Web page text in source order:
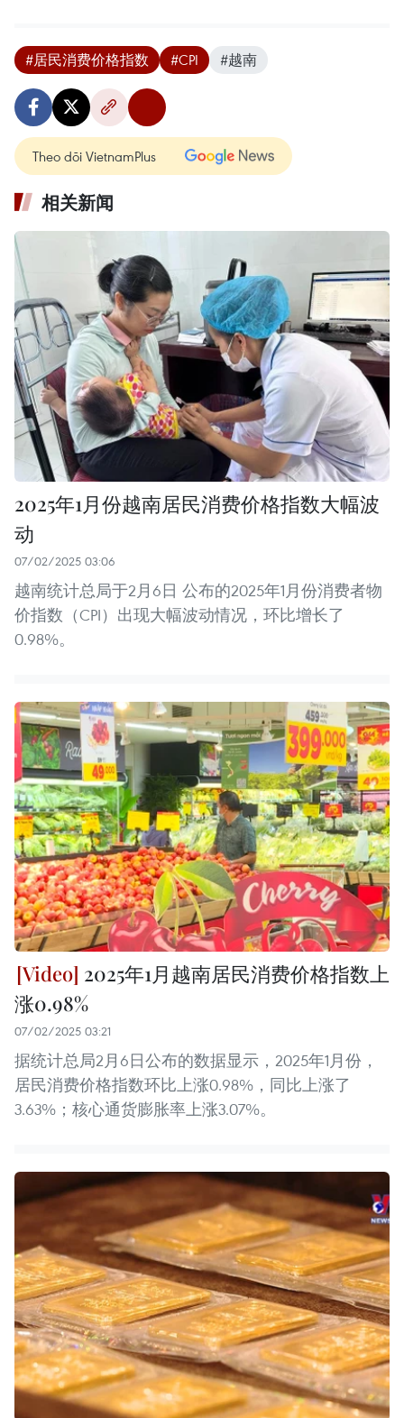
#居民消费价格指数 #CPI #越南
Theo dõi VietnamPlus
相关新闻
2025年1月份越南居民消费价格指数大幅波
动
07/02/2025 03:06
越南统计总局于2月6日 公布的2025年1月份消费者物
价指数（CPI）出现大幅波动情况，环比增长了
0.98%。
2025年1月越南居民消费价格指数上
涨0.98%
07/02/2025 03:21
据统计总局2月6日公布的数据显示，2025年1月份，
居民消费价格指数环比上涨0.98%，同比上涨了
3.63%；核心通货膨胀率上涨3.07%。